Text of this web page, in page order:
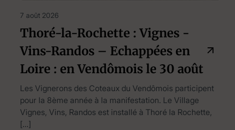
7 août 2026
Thoré-la-Rochette : Vignes -
Vins-Randos – Echappées en
Loire : en Vendômois le 30 août
Les Vignerons des Coteaux du Vendômois participent
pour la 8ème année à la manifestation. Le Village
Vignes, Vins, Randos est installé à Thoré la Rochette,
[…]